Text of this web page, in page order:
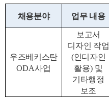
채용분야 업무 내용
우즈베키스탄
ODA사업
보고서
디자인 작업
(인디자인
활용) 및
기타행정
보조